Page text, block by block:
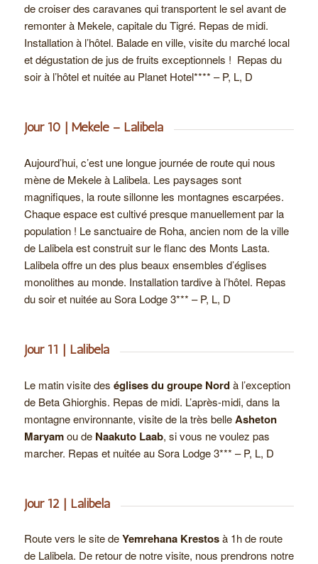
de croiser des caravanes qui transportent le sel avant de
remonter à Mekele, capitale du Tigré. Repas de midi.
Installation à l’hôtel. Balade en ville, visite du marché local
et dégustation de jus de fruits exceptionnels ! Repas du
soir à l’hôtel et nuitée au Planet Hotel**** – P, L, D
Jour 10 | Mekele – Lalibela
Aujourd’hui, c’est une longue journée de route qui nous
mène de Mekele à Lalibela. Les paysages sont
magnifiques, la route sillonne les montagnes escarpées.
Chaque espace est cultivé presque manuellement par la
population ! Le sanctuaire de Roha, ancien nom de la ville
de Lalibela est construit sur le flanc des Monts Lasta.
Lalibela offre un des plus beaux ensembles d’églises
monolithes au monde. Installation tardive à l’hôtel. Repas
du soir et nuitée au Sora Lodge 3*** – P, L, D
Jour 11 | Lalibela
Le matin visite des églises du groupe Nordà l’exception
de Beta Ghiorghis. Repas de midi. L’après-midi, dans la
montagne environnante, visite de la très belleAsheton
Maryamou de Naakuto Laab, si vous ne voulez pas
marcher. Repas et nuitée au Sora Lodge 3*** – P, L, D
Jour 12 | Lalibela
Route vers le site deYemrehana Krestosà 1h de route
de Lalibela. De retour de notre visite, nous prendrons notre